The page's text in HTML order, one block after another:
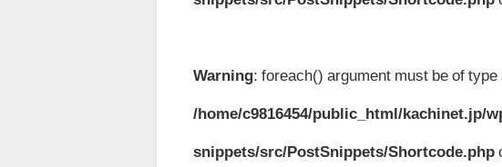
Warning: foreach() argument must be of
/home/c9816454/public_html/kachinet.jp/
snippets/src/PostSnippets/Shortcode.php